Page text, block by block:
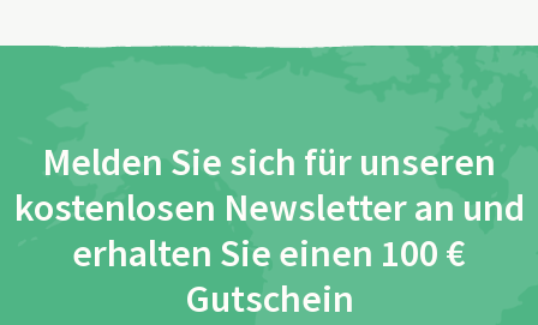
Melden Sie sich für unseren
kostenlosen Newsletter an und
erhalten Sie einen 100 €
Gutschein